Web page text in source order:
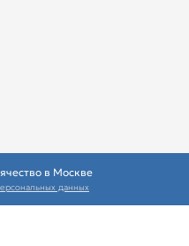
в Москве
данных